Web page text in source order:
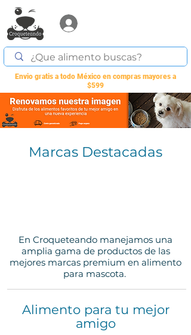
Envio gratis a todo México en compras mayores a
$599
Marcas Destacadas
En Croqueteando manejamos una
amplia gama de productos de las
mejores marcas premium en alimento
para mascota.
Alimento para tu mejor
amigo